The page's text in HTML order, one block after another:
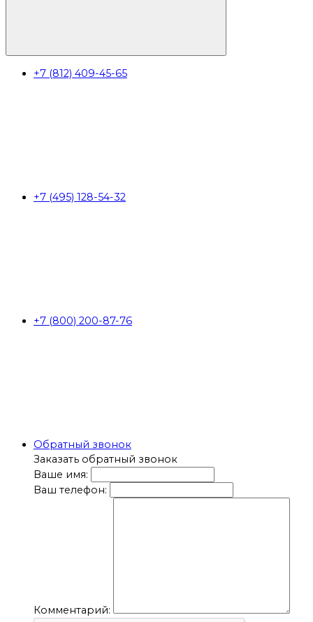
+7 (812) 409-45-65
+7 (495) 128-54-32
+7 (800) 200-87-76
Обратный звонок
Заказать обратный звонок
Ваше имя:
Ваш телефон:
Комментарий: